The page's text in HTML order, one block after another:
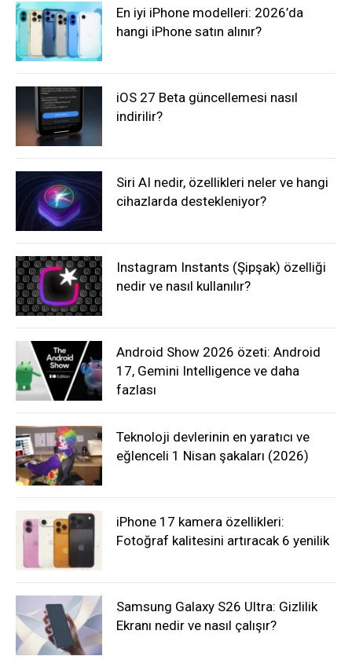
En iyi iPhone modelleri: 2026’da
hangi iPhone satın alınır?
iOS 27 Beta güncellemesi nasıl
indirilir?
Siri AI nedir, özellikleri neler ve hangi
cihazlarda destekleniyor?
Instagram Instants (Şipşak) özelliği
nedir ve nasıl kullanılır?
Android Show 2026 özeti: Android
17, Gemini Intelligence ve daha
fazlası
Teknoloji devlerinin en yaratıcı ve
eğlenceli 1 Nisan şakaları (2026)
iPhone 17 kamera özellikleri:
Fotoğraf kalitesini artıracak 6 yenilik
Samsung Galaxy S26 Ultra: Gizlilik
Ekranı nedir ve nasıl çalışır?